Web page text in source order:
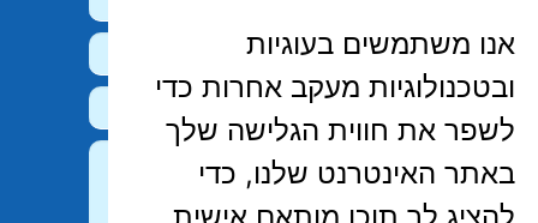
אנו משתמשים בעוגיות
ובטכנולוגיות מעקב אחרות כדי
לשפר את חווית הגלישה שלך
באתר האינטרנט שלנו, כדי